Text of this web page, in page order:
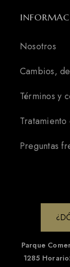
Nosotros
Cambios,
Términos y
Tratamiento
Preguntas
Parque
1285 Horario: